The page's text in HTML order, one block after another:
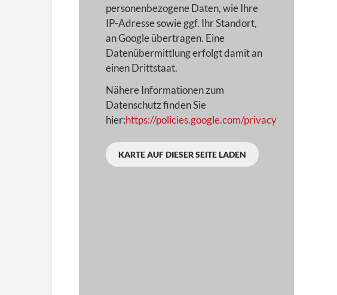
personenbezogene Daten, wie Ihre
IP-Adresse sowie ggf. Ihr Standort,
an Google übertragen. Eine
Datenübermittlung erfolgt damit an
einen Drittstaat.
Nähere Informationen zum
Datenschutz finden Sie
hier:https://policies.google.com/privacy
KARTE AUF DIESER SEITE LADEN